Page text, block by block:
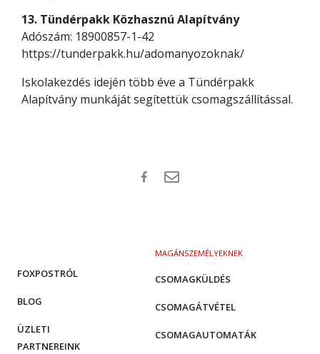
13. Tündérpakk Közhasznú Alapítvány
Adószám: 18900857-1-42
https://tunderpakk.hu/adomanyozoknak/
Iskolakezdés idején több éve a Tündérpakk
Alapítvány munkáját segítettük csomagszállítással.
MAGÁNSZEMÉLYEKNEK
CSOMAGKÜLDÉS
CSOMAGÁTVÉTEL
CSOMAGAUTOMATÁK
FOXPOSTRÓL
BLOG
ÜZLETI
PARTNEREINK